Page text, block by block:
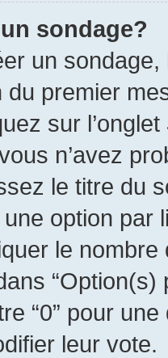
sondage?
un
premier
sur l’onglet
n’avez
le titre du
option par
le
“Option(s)
“0” pour
leur vote.